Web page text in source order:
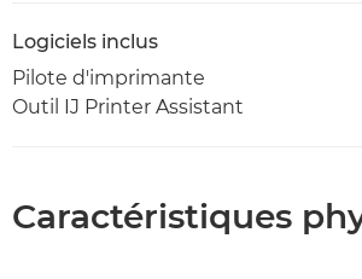
Logiciels inclus
Pilote d'imprimante
Outil IJ Printer Assistant
Caractéristiques